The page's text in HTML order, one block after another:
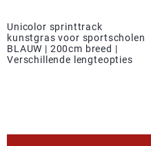
Unicolor sprinttrack
kunstgras voor sportscholen
BLAUW | 200cm breed |
Verschillende lengteopties